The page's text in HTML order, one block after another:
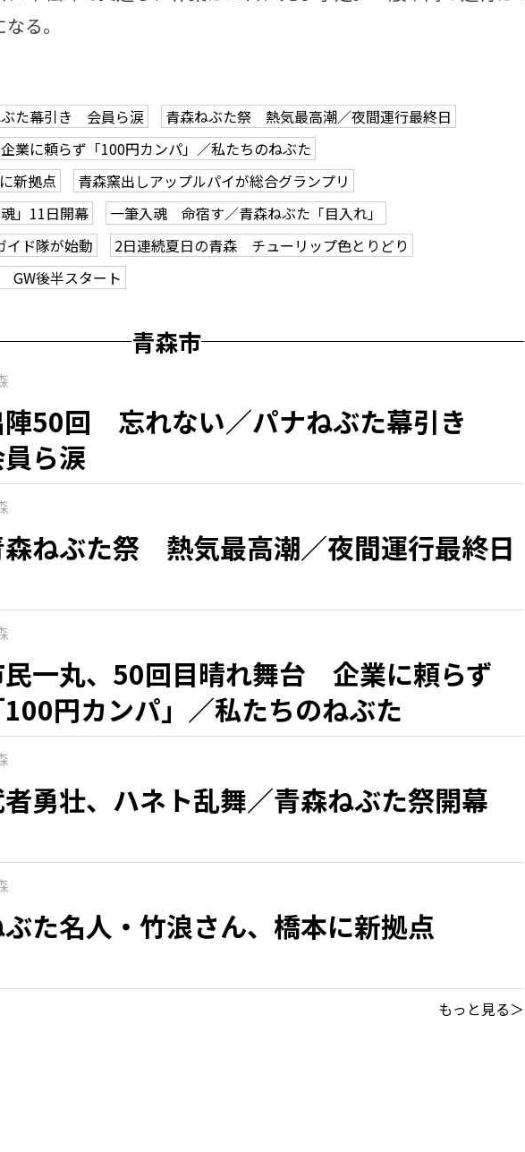
る。
た幕引き 会員ら涙
青森ねぶた祭 熱気最高潮／夜間運行最終日
業に頼らず「100円カンパ」／私たちのねぶた
新拠点
青森窯出しアップルパイが総合グランプリ
」11日開幕
一筆入魂 命宿す／青森ねぶた「目入れ」
イド隊が始動
2日連続夏日の青森 チューリップ色とりどり
後半スタート
青森市
陣50回 忘れない／パナねぶた幕引き
ら涙
ねぶた祭 熱気最高潮／夜間運行最終日
一丸、50回目晴れ舞台 企業に頼らず
100円カンパ」／私たちのねぶた
勇壮、ハネト乱舞／青森ねぶた祭開幕
た名人・竹浪さん、橋本に新拠点
もっと見る＞